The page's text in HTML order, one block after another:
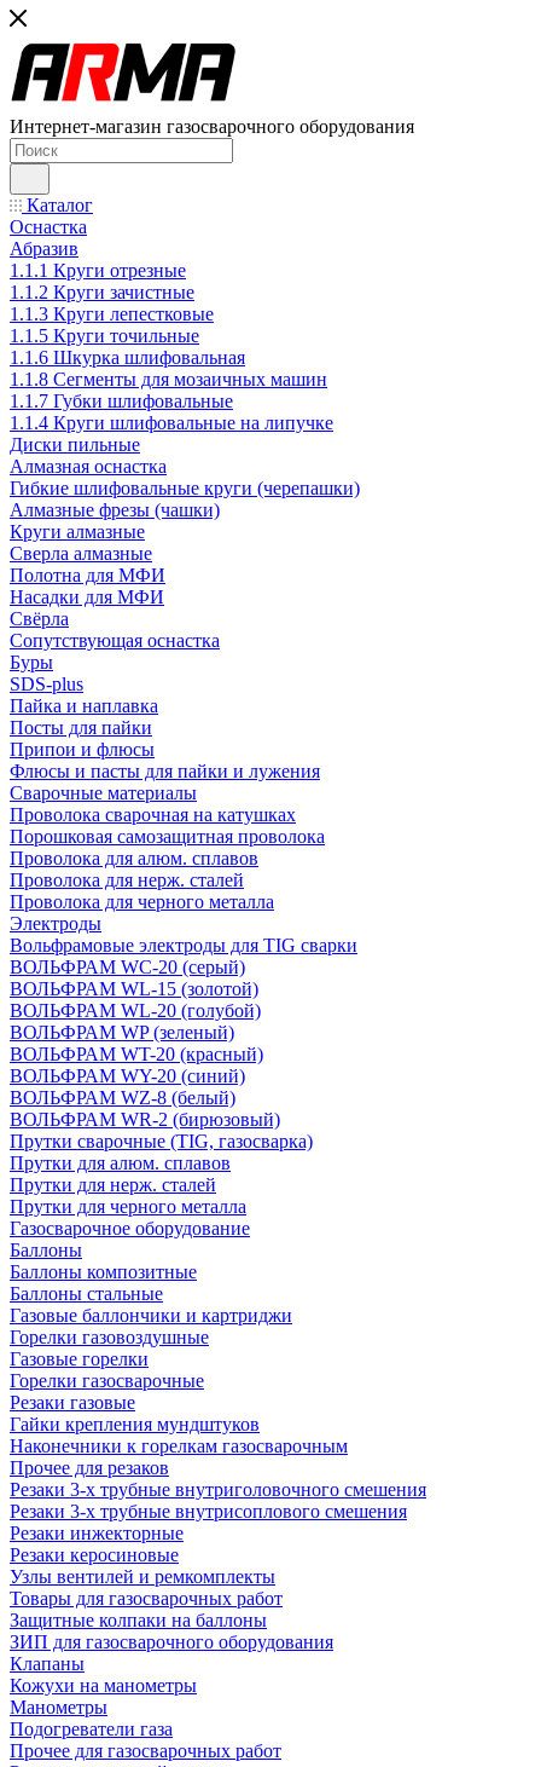
Интернет-магазин газосварочного оборудования
Каталог
Оснастка
Абразив
1.1.1 Круги отрезные
1.1.2 Круги зачистные
1.1.3 Круги лепестковые
1.1.5 Круги точильные
1.1.6 Шкурка шлифовальная
1.1.8 Сегменты для мозаичных машин
1.1.7 Губки шлифовальные
1.1.4 Круги шлифовальные на липучке
Диски пильные
Алмазная оснастка
Гибкие шлифовальные круги (черепашки)
Алмазные фрезы (чашки)
Круги алмазные
Сверла алмазные
Полотна для МФИ
Насадки для МФИ
Свёрла
Сопутствующая оснастка
Буры
SDS-plus
Пайка и наплавка
Посты для пайки
Припои и флюсы
Флюсы и пасты для пайки и лужения
Сварочные материалы
Проволока сварочная на катушках
Порошковая самозащитная проволока
Проволока для алюм. сплавов
Проволока для нерж. сталей
Проволока для черного металла
Электроды
Вольфрамовые электроды для TIG сварки
ВОЛЬФРАМ WC-20 (серый)
ВОЛЬФРАМ WL-15 (золотой)
ВОЛЬФРАМ WL-20 (голубой)
ВОЛЬФРАМ WP (зеленый)
ВОЛЬФРАМ WT-20 (красный)
ВОЛЬФРАМ WY-20 (синий)
ВОЛЬФРАМ WZ-8 (белый)
ВОЛЬФРАМ WR-2 (бирюзовый)
Прутки сварочные (TIG, газосварка)
Прутки для алюм. сплавов
Прутки для нерж. сталей
Прутки для черного металла
Газосварочное оборудование
Баллоны
Баллоны композитные
Баллоны стальные
Газовые баллончики и картриджи
Горелки газовоздушные
Газовые горелки
Горелки газосварочные
Резаки газовые
Гайки крепления мундштуков
Наконечники к горелкам газосварочным
Прочее для резаков
Резаки 3-х трубные внутриголовочного смешения
Резаки 3-х трубные внутрисоплового смешения
Резаки инжекторные
Резаки керосиновые
Узлы вентилей и ремкомплекты
Товары для газосварочных работ
Защитные колпаки на баллоны
ЗИП для газосварочного оборудования
Клапаны
Кожухи на манометры
Манометры
Подогреватели газа
Прочее для газосварочных работ